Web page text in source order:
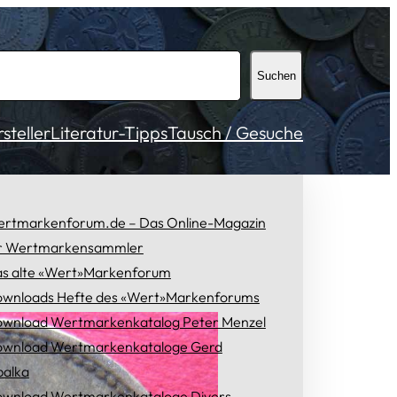
Suchen
Literatur-TippsTausch / Gesuche
– Das Online-Magazin
Wertmarkensammler
alte «Wert»Markenforum
Hefte des «Wert»Markenforums
Wertmarkenkatalog Peter Menzel
Wertmarkenkataloge Gerd